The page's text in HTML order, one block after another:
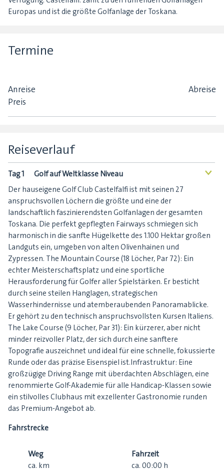
Europas und ist die größte Golfanlage der Toskana.
Termine
Anreise
Abreise
Preis
Reiseverlauf
Tag 1 Golf auf Weltklasse Niveau <
Der hauseigene Golf Club Castelfalfi ist mit seinen 27
anspruchsvollen Löchern die größte und eine der
landschaftlich faszinierendsten Golfanlagen der gesamten
Toskana. Die perfekt gepflegten Fairways schmiegen sich
harmonisch in die sanfte Hügelkette des 1.100 Hektar großen
Landguts ein, umgeben von alten Olivenhainen und
Zypressen. The Mountain Course (18 Löcher, Par 72): Ein
echter Meisterschaftsplatz und eine sportliche
Herausforderung für Golfer aller Spielstärken. Er besticht
durch seine steilen Hanglagen, strategischen
Wasserhindernisse und atemberaubenden Panoramablicke.
Er gehört zu den technisch anspruchsvollsten Kursen Italiens.
The Lake Course (9 Löcher, Par 31): Ein kürzerer, aber nicht
minder reizvoller Platz, der sich durch eine sanftere
Topografie auszeichnet und ideal für eine schnelle, fokussierte
Runde oder das präzise Eisenspiel ist.Infrastruktur: Eine
großzügige Driving Range mit überdachten Abschlägen, eine
renommierte Golf-Akademie für alle Handicap-Klassen sowie
ein stilvolles Clubhaus mit exzellenter Gastronomie runden
das Premium-Angebot ab.
Fahrstrecke
Weg
ca. km
Fahrzeit
ca. 00:00 h